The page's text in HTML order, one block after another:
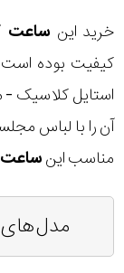
خرید این ساعت
کیفیت بوده
استایل کلاسیک -
آن را با لباس
مناسب اینساعت
مدل های